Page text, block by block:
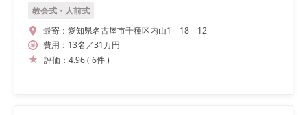
教会式・人前式
最寄： 愛知県名古屋市千種区内山1－18－12
費用： 13名 ／31万円
評価： 4.96( 6件)